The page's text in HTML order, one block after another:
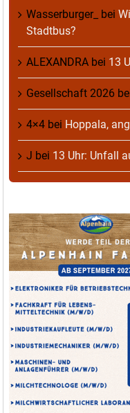
Wasserburger_ bei
Stadtbus?
ALEXANDRA bei 13
Gesellschaft 2026
4×4 bei Hoppala,
J bei 13 Uhr: Unfall